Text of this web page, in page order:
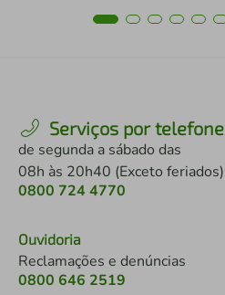
Serviços por telefone
de segunda a sábado das
08h às 20h40 (Exceto feriados)
0800 724 4770
Ouvidoria
Reclamações e denúncias
0800 646 2519